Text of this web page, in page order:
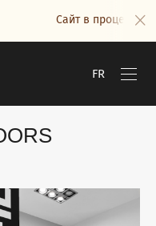
Сайт в процессе
FR